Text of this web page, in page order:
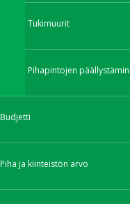
Tukimuurit
Pihapintojen
Budjetti
Piha ja kiinteistön arvo